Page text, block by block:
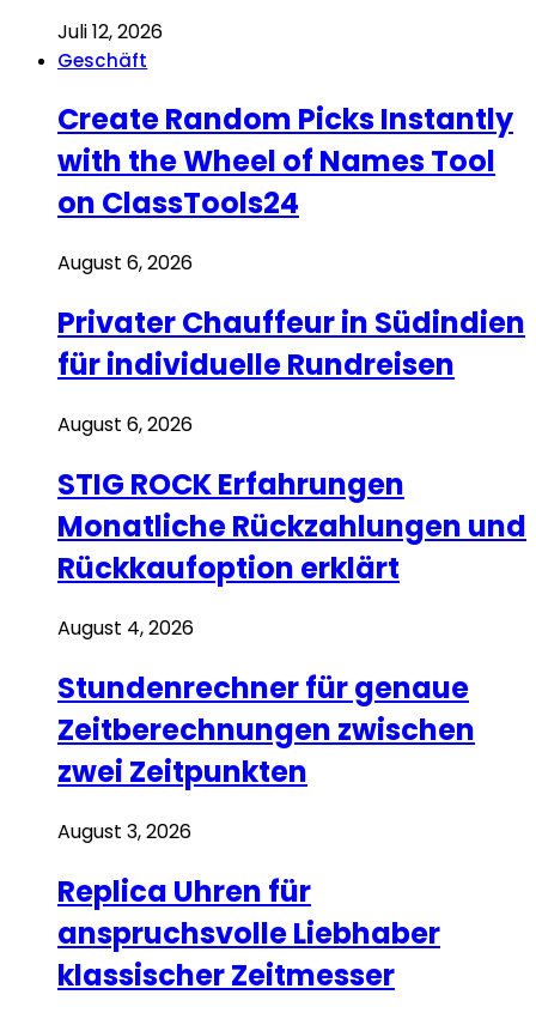
Juli 12, 2026
Geschäft
Create Random Picks Instantly
with the Wheel of Names Tool
on ClassTools24
August 6, 2026
Privater Chauffeur in Südindien
für individuelle Rundreisen
August 6, 2026
STIG ROCK Erfahrungen
Monatliche Rückzahlungen und
Rückkaufoption erklärt
August 4, 2026
Stundenrechner für genaue
Zeitberechnungen zwischen
zwei Zeitpunkten
August 3, 2026
Replica Uhren für
anspruchsvolle Liebhaber
klassischer Zeitmesser